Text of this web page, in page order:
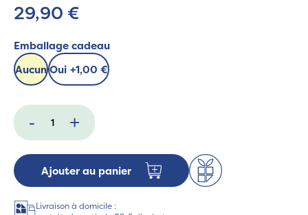
29,90 €
Emballage cadeau
AucunOui +1,00 €
- +
Ajouter au panier
Livraison à domicile :